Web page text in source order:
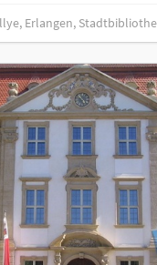
Erlangen,